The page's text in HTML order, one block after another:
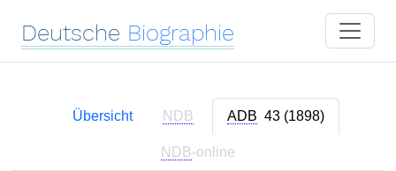
Deutsche Biographie
Übersicht NDB ADB 43 (1898)
NDB-online